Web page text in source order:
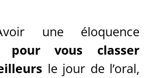
une éloquence
pour vous classer
le jour de l’oral,